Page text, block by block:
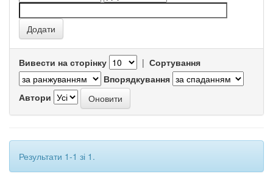
Вивести на сторінку | Сортування
Впорядкування
Автори
Результати 1-1 зі 1.